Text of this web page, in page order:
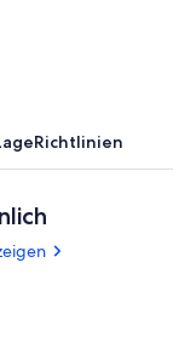
Richtlinien